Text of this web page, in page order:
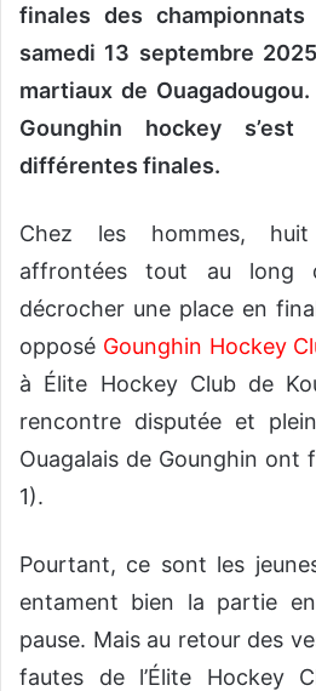
e
l
finales des
samedi 13 septembre
martiaux de
Gounghin hockey
différentes finales.
Chez les hommes, huit
affrontées tout au long
décrocher une place en
opposé Gounghin Hockey
à Élite Hockey Club de
rencontre disputée et
Ouagalais de Gounghin ont
1).
Pourtant, ce sont les
entament bien la partie
pause. Mais au retour des
fautes de l’Élite Hockey